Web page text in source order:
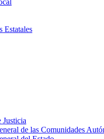
Estatales
Justicia
de las Comunidades